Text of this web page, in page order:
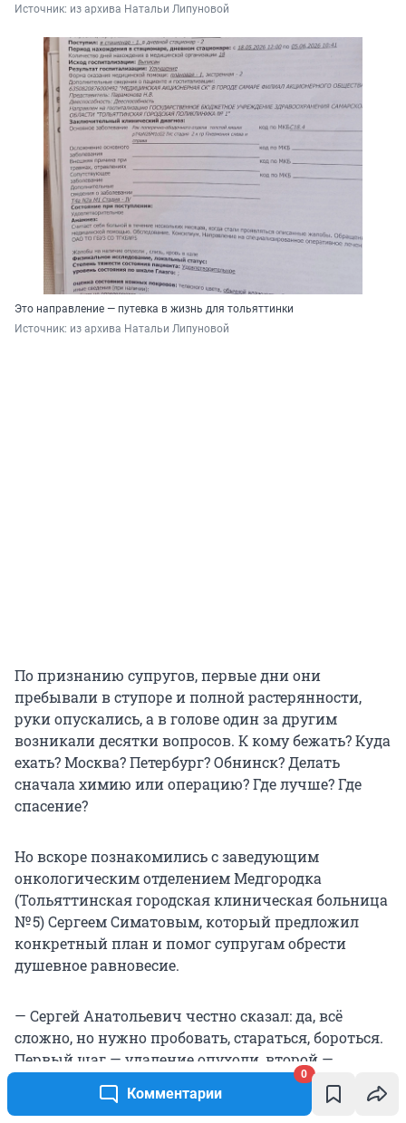
Комментарии
0
Источник: из архива Натальи Липуновой
Это направление — путевка в жизнь для тольяттинки
Источник: из архива Натальи Липуновой
По признанию супругов, первые дни они
пребывали в ступоре и полной растерянности,
руки опускались, а в голове один за другим
возникали десятки вопросов. К кому бежать? Куда
ехать? Москва? Петербург? Обнинск? Делать
сначала химию или операцию? Где лучше? Где
спасение?
Но вскоре познакомились с заведующим
онкологическим отделением Медгородка
(Тольяттинская городская клиническая больница
№ 5) Сергеем Симатовым, который предложил
конкретный план и помог супругам обрести
душевное равновесие.
— Сергей Анатольевич честно сказал: да, всё
сложно, но нужно пробовать, стараться, бороться.
Первый шаг — удаление опухоли, второй —
химиотерапия. Мы согласились. Операцию
назначили на 21 мая, тогда отмечали праздник